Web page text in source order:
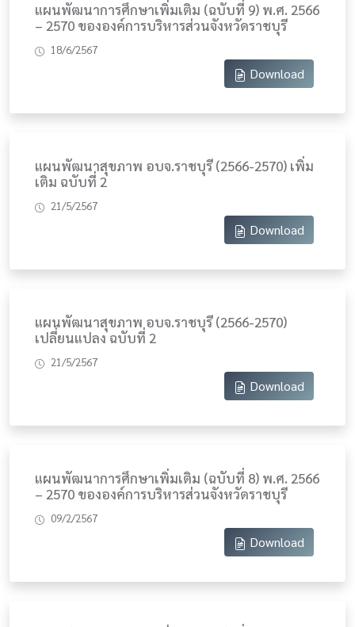
แผนพัฒนาการศึกษาเพิ่มเติม (ฉบับที่ 9) พ.ศ. 2566
– 2570 ขององค์การบริหารส่วนจังหวัดราชบุรี
18/6/2567
Download
แผนพัฒนาสุขภาพ อบจ.ราชบุรี (2566-2570) เพิ่ม
เติม ฉบับที่ 2
21/5/2567
Download
แผนพัฒนาสุขภาพ อบจ.ราชบุรี (2566-2570)
เปลี่ยนแปลง ฉบับที่ 2
21/5/2567
Download
แผนพัฒนาการศึกษาเพิ่มเติม (ฉบับที่ 8) พ.ศ. 2566
– 2570 ขององค์การบริหารส่วนจังหวัดราชบุรี
09/2/2567
Download